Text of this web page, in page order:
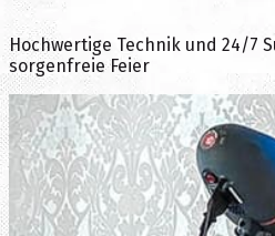
Hochwertige Technik und 24/7
sorgenfreie Feier